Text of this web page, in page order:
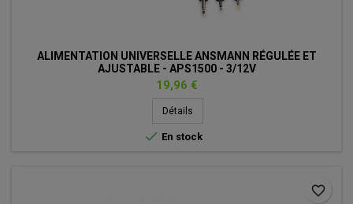
ALIMENTATION UNIVERSELLE ANSMANN RÉGULÉE ET
AJUSTABLE - APS1500 - 3/12V
Prix
19,96 €
Détails
 En stock
favorite_border